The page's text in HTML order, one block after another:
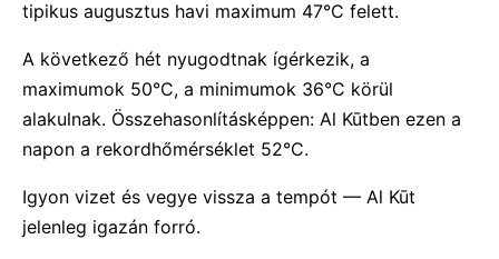
tipikus augusztus havi maximum 47°C felett.
A következő hét nyugodtnak ígérkezik, a
maximumok 50°C, a minimumok 36°C körül
alakulnak. Összehasonlításképpen: Al Kūtben ezen a
napon a rekordhőmérséklet 52°C.
Igyon vizet és vegye vissza a tempót — Al Kūt
jelenleg igazán forró.